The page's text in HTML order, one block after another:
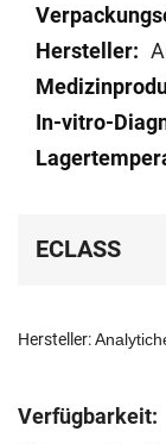
Hersteller:
Verfügbarkeit:
Mehr
ECLASS